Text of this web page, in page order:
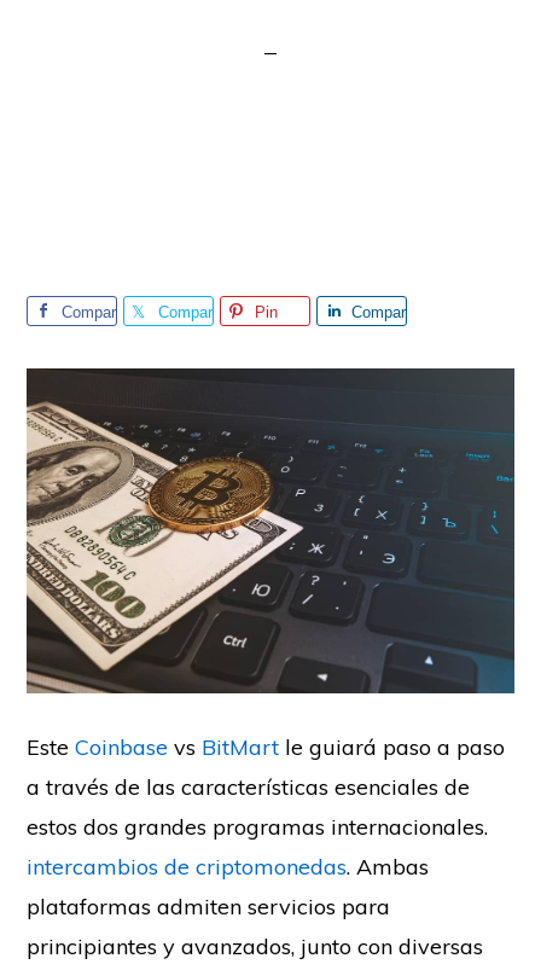
Compar
Compar
Pin
Compar
EsteCoinbase vs BitMart le guiará paso a paso
a través de las características esenciales de
estos dos grandes programas internacionales.
intercambios de criptomonedas. Ambas
plataformas admiten servicios para
principiantes y avanzados, junto con diversas